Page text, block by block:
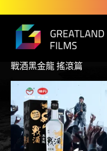
戰酒黑金龍 搖滾篇